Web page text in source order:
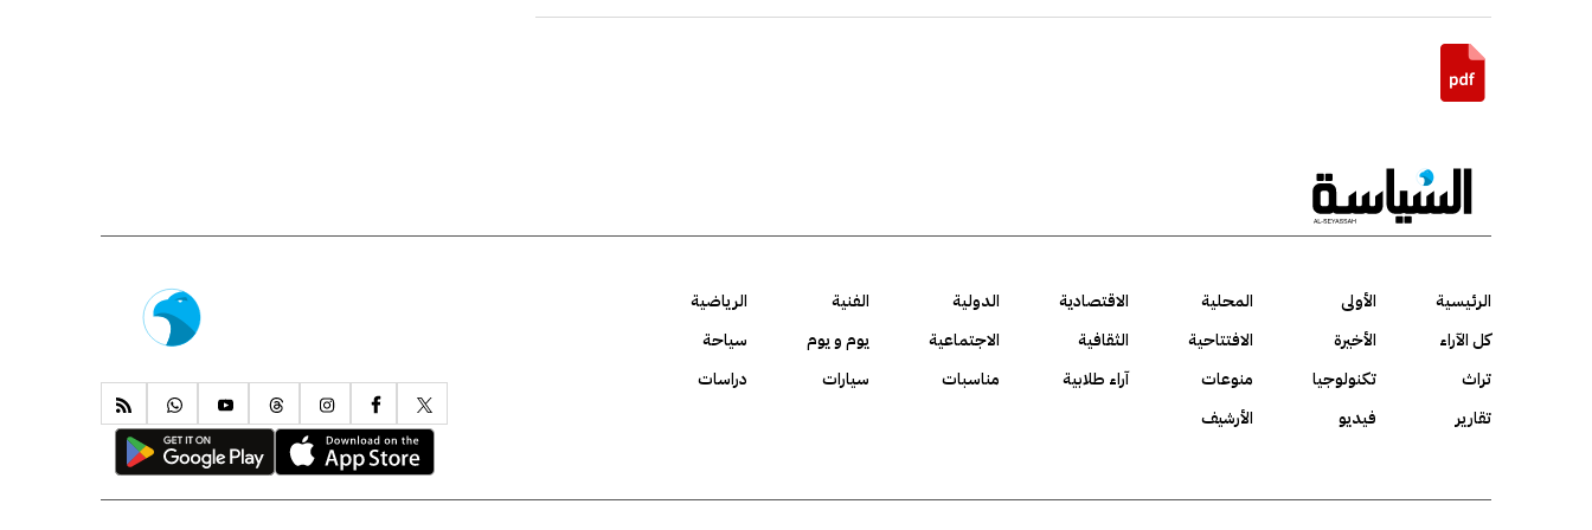
الرئيسية الأولى المحلية الاقتصادية الدولية الفنية
الرياضية
كل الآراء
الأخيرة الافتتاحية الثقافية الاجتماعية يوم و يوم
سياحة
تراث
تكنولوجيا منوعات آراء طلابية مناسبات سيارات
دراسات
تقارير
فيديو الأرشيف